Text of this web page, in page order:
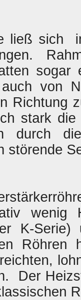
ließ sich
sogar
von
Richtung
stark
durch
störende
wenig
K-Serie)
Röhren
Der